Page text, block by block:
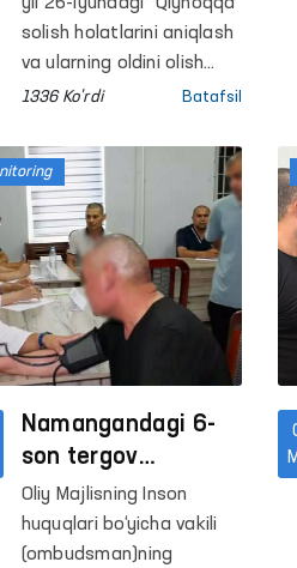
erkinligi cheklangan
yopiq
muassasalardagi
solish holatlarini aniqlash
va ularning oldini olish
tizimini
qo‘shimcha chora-
tadbirlar to‘g‘risida”gi
Qarorida Oliy Majlisning
Inson huquqlari bo‘yicha
vakili (ombudsman)
qiynoqlarning oldini olish
maqsadida Jamoatchilik
vakillari bilan birgalikda
cheklangan shaxslar
saqlanadigan joylarga
monitoring tashriflari
tizimini yo‘lga qo‘yish
belgilangan.
1336 Ko'rdi Batafsil
Namangandagi 6-
son tergov
hibsxonasida tibbiy
ko‘rik hamda
sayyor qabul
Oliy Majlisning Inson
huquqlari bo‘yicha vakili
(ombudsman)ning